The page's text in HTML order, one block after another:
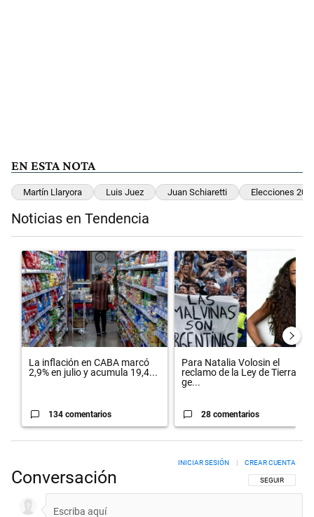
EN ESTA NOTA
Martín Llaryora Luis Juez Juan Schiaretti Elecciones
Noticias en Tendencia
Un artículo de tendencia con el título "La inflación en CABA marcó
La inflación en CABA marcó
2,9% en julio y acumula 19,4...
134 comentarios
Un artículo de tendencia con el
Para Natalia Volosin el
reclamo de la Ley de Tierras
ge...
28 comentarios
Conversación SIGA ESTA
SEGUIR
INICIAR SESIÓN CREAR CUENTA